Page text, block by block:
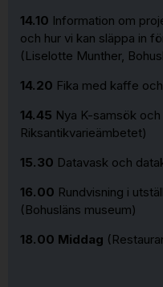
14.10 Information om
och hur vi kan släppa in
(Liselotte Munther,
14.20 Fika med kaffe
14.45 Nya K-samsök
Riksantikvarieämbetet)
15.30 Datavask och
16.00 Rundvisning i
(Bohusläns museum)
18.00 Middag